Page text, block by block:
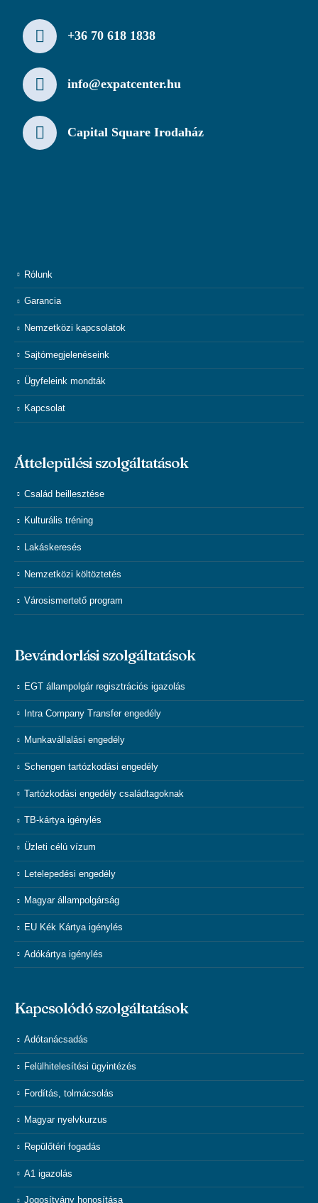
+36 70 618 1838
info@expatcenter.hu
Capital Square Irodaház
Rólunk
Garancia
Nemzetközi kapcsolatok
Sajtómegjelenéseink
Ügyfeleink mondták
Kapcsolat
Áttelepülési szolgáltatások
Család beillesztése
Kulturális tréning
Lakáskeresés
Nemzetközi költöztetés
Városismertető program
Bevándorlási szolgáltatások
EGT állampolgár regisztrációs igazolás
Intra Company Transfer engedély
Munkavállalási engedély
Schengen tartózkodási engedély
Tartózkodási engedély családtagoknak
TB-kártya igénylés
Üzleti célú vízum
Letelepedési engedély
Magyar állampolgárság
EU Kék Kártya igénylés
Adókártya igénylés
Kapcsolódó szolgáltatások
Adótanácsadás
Felülhitelesítési ügyintézés
Fordítás, tolmácsolás
Magyar nyelvkurzus
Repülőtéri fogadás
A1 igazolás
Jogosítvány honosítása